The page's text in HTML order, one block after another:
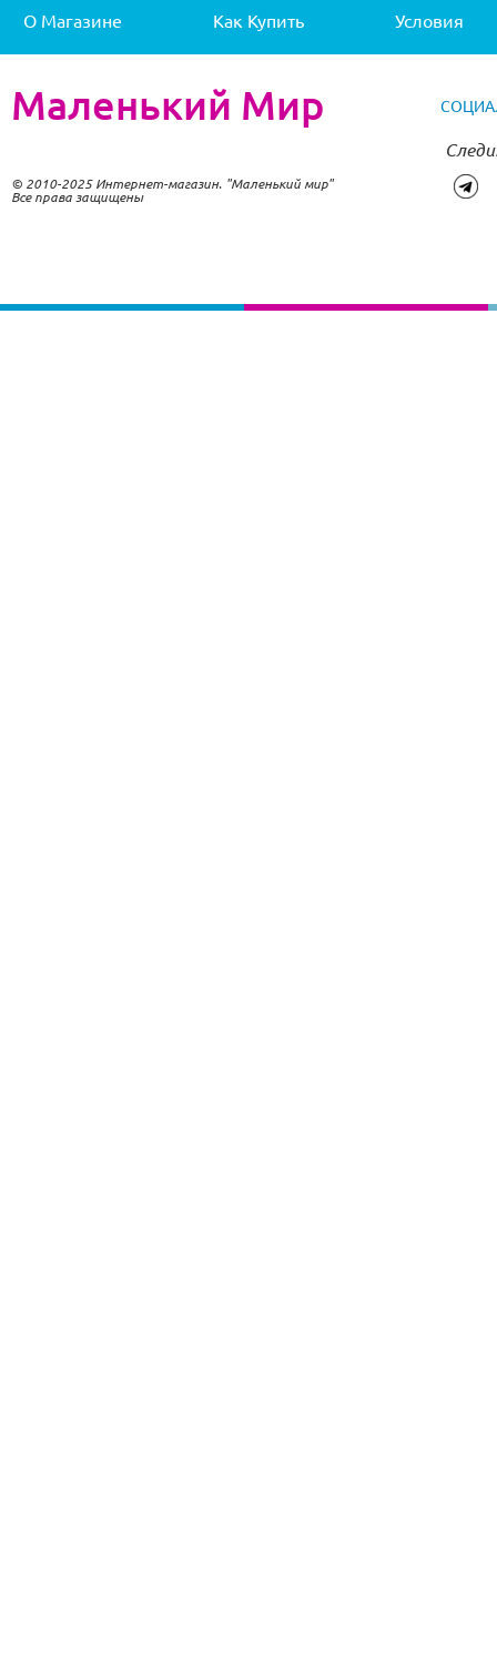
О Магазине Как Купить Условия
Маленький Мир
© 2010-2025 Интернет-магазин. "Маленький мир"
Все права защищены